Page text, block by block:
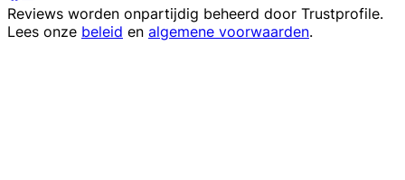
Reviews worden onpartijdig beheerd door Trustprofile.
Lees onze beleid en algemene voorwaarden.